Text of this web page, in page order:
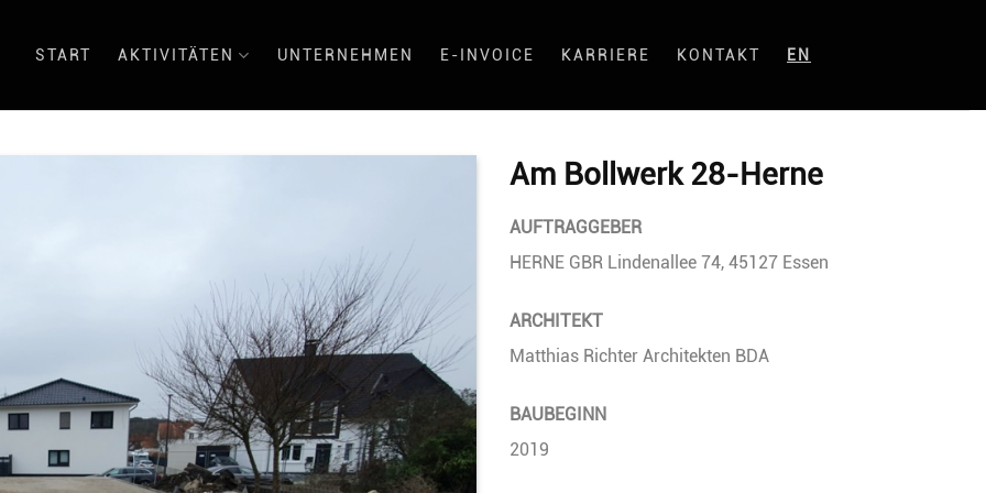
START AKTIVITÄTEN UNTERNEHMEN E-INVOICE KARRIERE KONTAKT EN
Am Bollwerk 28-Herne
AUFTRAGGEBER
HERNE GBR Lindenallee 74, 45127 Essen
ARCHITEKT
Matthias Richter Architekten BDA
BAUBEGINN
2019